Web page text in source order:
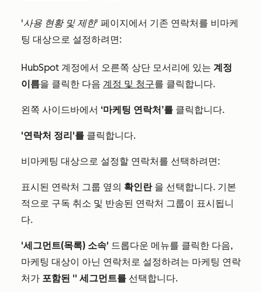
'사용 현황 및 제한' 페이지에서 기존 연락처를 비마케
팅 대상으로 설정하려면:
HubSpot 계정에서 오른쪽 상단 모서리에 있는 계정
이름을 클릭한 다음 계정 및 청구를 클릭합니다.
왼쪽 사이드바에서 ‘마케팅 연락처’를 클릭합니다.
'연락처 정리'를 클릭합니다.
비마케팅 대상으로 설정할 연락처를 선택하려면:
표시된 연락처 그룹 옆의 확인란을 선택합니다. 기본
적으로 구독 취소 및 반송된 연락처 그룹이 표시됩니
다.
'세그먼트(목록) 소속' 드롭다운 메뉴를 클릭한 다음,
마케팅 대상이 아닌 연락처로 설정하려는 마케팅 연락
처가 포함된 '' 세그먼트를 선택합니다.